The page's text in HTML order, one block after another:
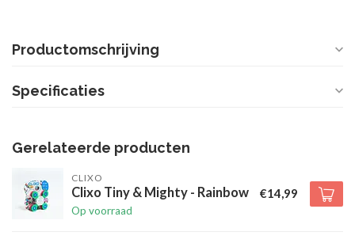
Productomschrijving
Specificaties
Gerelateerde producten
CLIXO
Clixo Tiny & Mighty - Rainbow
Op voorraad
€14,99